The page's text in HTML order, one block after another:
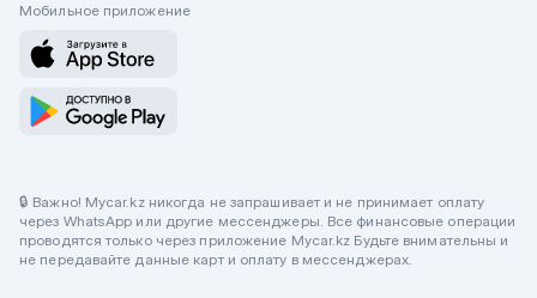
Мобильное приложение
🔒 Важно! Mycar.kz никогда не запрашивает и не принимает оплату
через WhatsApp или другие мессенджеры. Все финансовые операции
проводятся только через приложение Mycar.kz Будьте внимательны и
не передавайте данные карт и оплату в мессенджерах.